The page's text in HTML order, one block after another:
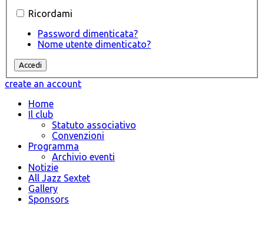
Ricordami
Password dimenticata?
Nome utente dimenticato?
create an account
Home
Il club
Statuto associativo
Convenzioni
Programma
Archivio eventi
Notizie
All Jazz Sextet
Gallery
Sponsors